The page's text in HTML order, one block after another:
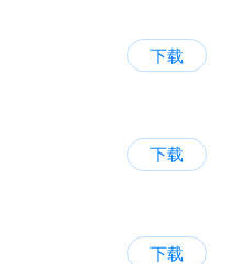
下载
下载
下载